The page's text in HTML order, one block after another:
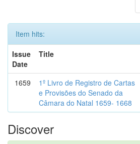
Item hits:
Issue
Date
Title
1659
1º Livro de Registro de Cartas
e Provisões do Senado da
Câmara do Natal 1659- 1668
Discover